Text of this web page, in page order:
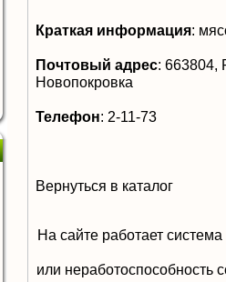
Краткая информация:
Почтовый адрес: 663804,
Новопокровка
Телефон: 2-11-73
Вернуться в каталог
На сайте работает
или неработоспособность